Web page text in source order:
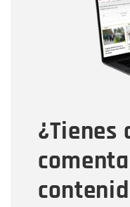
¿Tienes
Correo
Tipo de
Mensaje